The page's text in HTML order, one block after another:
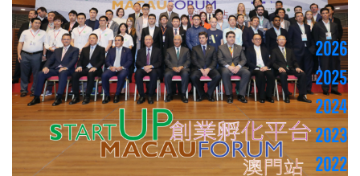
2026
2025
2024
2023
2022